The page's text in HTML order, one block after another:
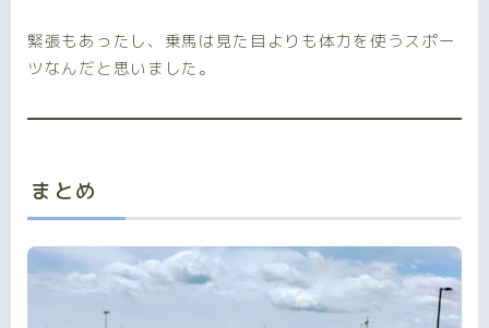
緊張もあったし、乗馬は見た目よりも体力を使うスポー
ツなんだと思いました。
まとめ